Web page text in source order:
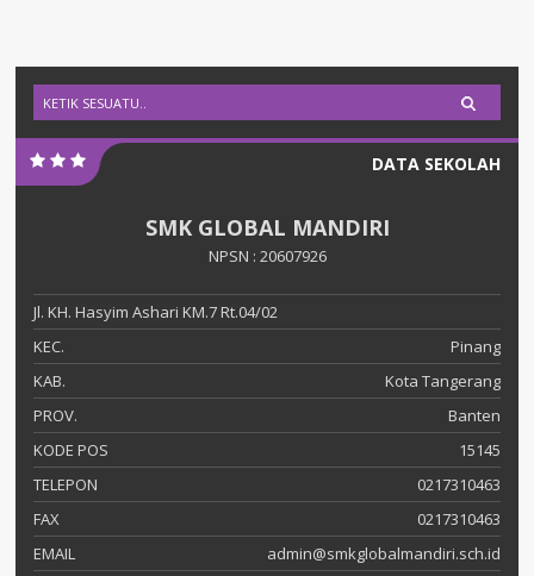
DATA SEKOLAH
SMK GLOBAL MANDIRI
NPSN : 20607926
Jl. KH. Hasyim Ashari KM.7 Rt.04/02
KEC.
Pinang
KAB.
Kota Tangerang
PROV.
Banten
KODE POS
15145
TELEPON
0217310463
FAX
0217310463
EMAIL
admin@smkglobalmandiri.sch.id